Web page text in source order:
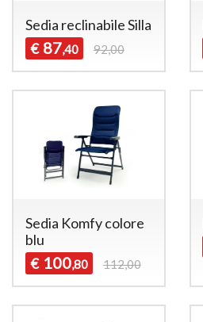
Sedia reclinabile Silla
€ 87,40 92,00
Sedia Komfy colore
blu
€ 100,80 112,00